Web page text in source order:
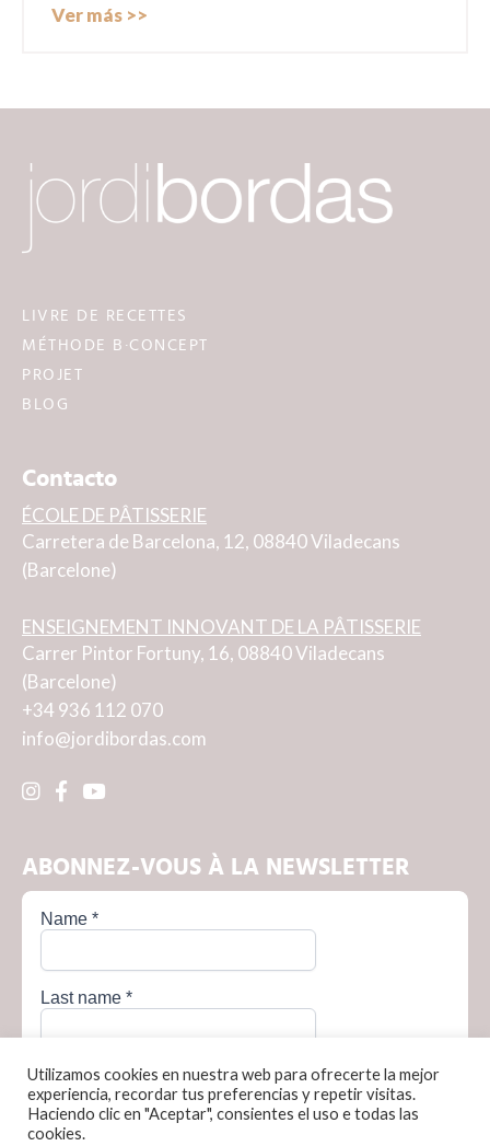
Ver más
LIVRE DE RECETTES
MÉTHODE B·CONCEPT
PROJET
BLOG
Contacto
ÉCOLE DE PÂTISSERIE
Carretera de Barcelona, 12, 08840 Viladecans
(Barcelone)
ENSEIGNEMENT INNOVANT DE LA PÂTISSERIE
Carrer Pintor Fortuny, 16, 08840 Viladecans
(Barcelone)
+34 936 112 070
info@jordibordas.com
ABONNEZ-VOUS À LA NEWSLETTER
Utilizamos cookies en nuestra web para ofrecerte la mejor
experiencia, recordar tus preferencias y repetir visitas.
Haciendo clic en "Aceptar", consientes el uso e todas las
cookies.